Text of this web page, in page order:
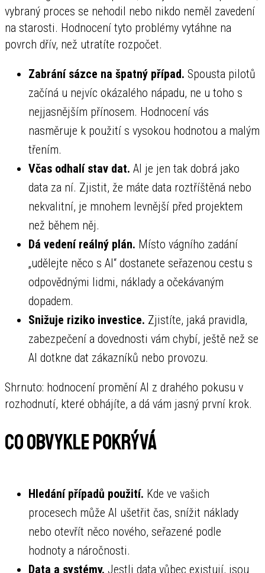
vybraný proces se nehodil nebo nikdo neměl zavedení
na starosti. Hodnocení tyto problémy vytáhne na
povrch dřív, než utratíte rozpočet.
Zabrání sázce na špatný případ. Spousta pilotů
začíná u nejvíc okázalého nápadu, ne u toho s
nejjasnějším přínosem. Hodnocení vás
nasměruje k použití s vysokou hodnotou a malým
třením.
Včas odhalí stav dat. AI je jen tak dobrá jako
data za ní. Zjistit, že máte data roztříštěná nebo
nekvalitní, je mnohem levnější před projektem
než během něj.
Dá vedení reálný plán. Místo vágního zadání
„udělejte něco s AI“ dostanete seřazenou cestu s
odpovědnými lidmi, náklady a očekávaným
dopadem.
Snižuje riziko investice. Zjistíte, jaká pravidla,
zabezpečení a dovednosti vám chybí, ještě než se
AI dotkne dat zákazníků nebo provozu.
Shrnuto: hodnocení promění AI z drahého pokusu v
rozhodnutí, které obhájíte, a dá vám jasný první krok.
Co obvykle pokrývá
Hledání případů použití. Kde ve vašich
procesech může AI ušetřit čas, snížit náklady
nebo otevřít něco nového, seřazené podle
hodnoty a náročnosti.
Data a systémy. Jestli data vůbec existují, jsou